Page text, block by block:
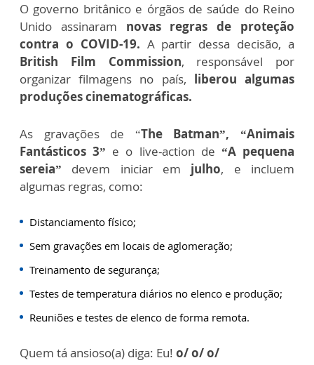
O governo britânico e órgãos de saúde do Reino
Unido assinaram novas regras de proteção
contra o COVID-19. A partir dessa decisão, a
British Film Commission, responsável por
organizar filmagens no país, liberou algumas
produções cinematográficas.
As gravações de “The Batman”, “Animais
Fantásticos 3” e o live-action de “A pequena
sereia” devem iniciar em julho, e incluem
algumas regras, como:
Distanciamento físico;
Sem gravações em locais de aglomeração;
Treinamento de segurança;
Testes de temperatura diários no elenco e produção;
Reuniões e testes de elenco de forma remota.
Quem tá ansioso(a) diga: Eu! o/ o/ o/